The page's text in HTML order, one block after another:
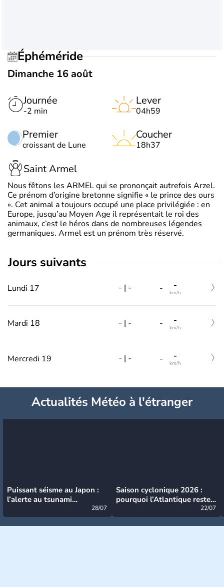
Éphéméride
Dimanche 16 août
Journée
-2 min
Premier
croissant de Lune
Lever
04h59
Coucher
18h37
Saint Armel
Nous fêtons les ARMEL qui se prononçait autrefois Arzel.
Ce prénom d’origine bretonne signifie « le prince des ours
». Cet animal a toujours occupé une place privilégiée : en
Europe, jusqu’au Moyen Age il représentait le roi des
animaux, c’est le héros dans de nombreuses légendes
germaniques. Armel est un prénom très réservé.
jours suivants
Lundi 17 - | - - -
km/h
Mardi 18 - | - - -
km/h
Mercredi 19 - | - - -
km/h
Actualités Météo à l'étranger
Puissant séisme au Japon :
l’alerte au tsunami
28/07
Saison cyclonique 2026 :
pourquoi l’Atlantique reste
22/07